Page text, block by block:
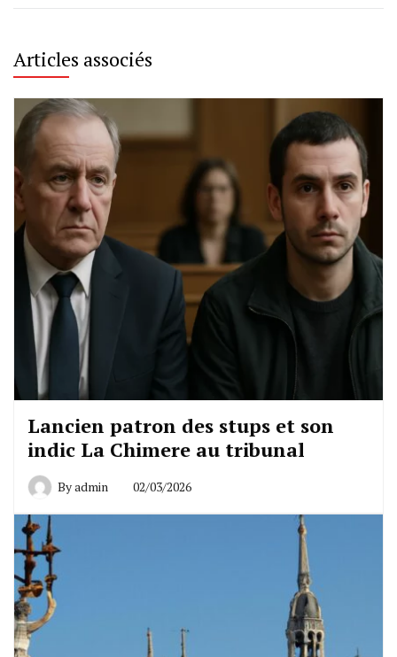
Articles associés
Lancien patron des stups et son
indic La Chimere au tribunal
Byadmin 02/03/2026